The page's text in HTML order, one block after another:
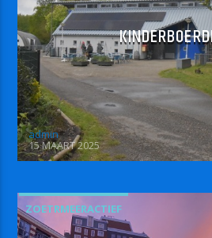
admin
15 MAART 2025
ZOETRMEERACTIEF